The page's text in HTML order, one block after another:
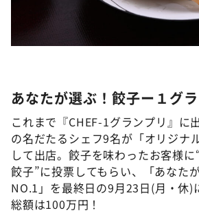
あなたが選ぶ！餃子ー１グ
これまで『CHEF-1グランプリ』に
の名だたるシェフ9名が「オリジナ
して出店。餃子を味わったお客様
餃子”に投票してもらい、「あなた
NO.1」を最終日の9月23日(月・休)
総額は100万円！